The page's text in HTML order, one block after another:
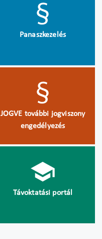
Panaszkezelés
JOGVE további jogviszony
engedélyezés
Távoktatási portál